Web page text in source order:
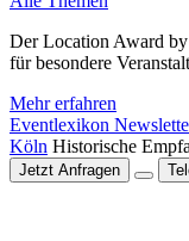
Der Location Award
für besondere
Mehr erfahren
Eventlexikon
Köln Historische
Jetzt Anfragen